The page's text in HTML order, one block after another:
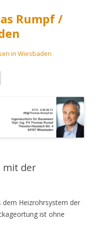
Rumpf /
in Wiesbaden
Zum
springen
mit der
dem Heizrohrsystem der
ist ohne